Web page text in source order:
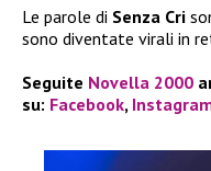
Le parole di Senza Cri
sono diventate virali in
Seguite Novella 2000
su: Facebook,